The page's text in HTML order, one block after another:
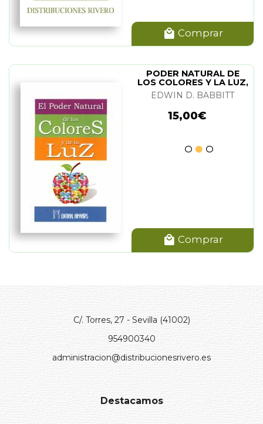
Comprar
PODER NATURAL DE
LOS COLORES Y LA LUZ,
EL
EDWIN D. BABBITT
15,00€
Comprar
C/. Torres, 27 - Sevilla (41002)
954900340
administracion@distribucionesrivero.es
Destacamos